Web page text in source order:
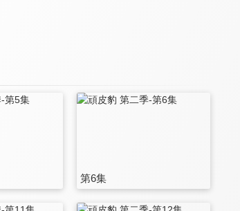
第6集